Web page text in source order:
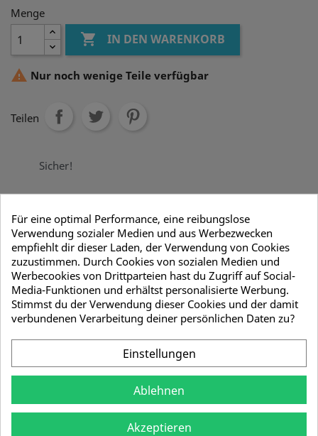
Menge
 IN DEN WARENKORB
 Nur noch wenige Teile verfügbar
Teilen
Sicher!
Zuverlässig!
Beschreibung Artikel-Nr.
Handarbeit aus Messing, ca. 0,84kg schwer
Eingelegter handgravierter Halbkreisbogen
Ca. 28x16,5cm groß
Lieferung in schöner Holzbox und Anleitung
zum Wasserwägen
Für eine optimal Performance, eine reibungslose
Verwendung sozialer Medien und aus Werbezwecken
empfiehlt dir dieser Laden, der Verwendung von Cookies
zuzustimmen. Durch Cookies von sozialen Medien und
Werbecookies von Drittparteien hast du Zugriff auf Social-
Media-Funktionen und erhältst personalisierte Werbung.
Stimmst du der Verwendung dieser Cookies und der damit
verbundenen Verarbeitung deiner persönlichen Daten zu?
Einstellungen
Ablehnen
Akzeptieren